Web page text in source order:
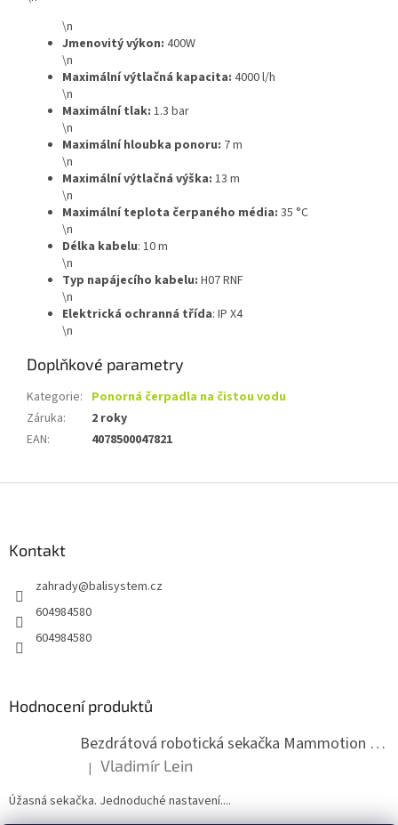
\n
Jmenovitý výkon: 400W
\n
Maximální výtlačná kapacita: 4000 l/h
\n
Maximální tlak: 1.3 bar
\n
Maximální hloubka ponoru: 7 m
\n
Maximální výtlačná výška: 13 m
\n
Maximální teplota čerpaného média: 35 °C
\n
Délka kabelu: 10 m
\n
Typ napájecího kabelu: H07 RNF
\n
Elektrická ochranná třída: IP X4
\n
Doplňkové parametry
Kategorie: Ponorná čerpadla na čistou vodu
Záruka:
2 roky
EAN: 4078500047821
Kontakt
zahrady@balisystem.cz
604984580
604984580
Hodnocení produktů
Bezdrátová robotická sekačka Mammotion LUBA mini 2 1500
Hodnocení produktu je 5 z 5 hvězdiček.
| Vladimír Lein
Úžasná sekačka. Jednoduché nastavení....